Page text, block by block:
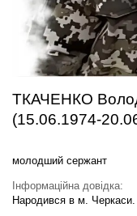
ТКАЧЕНКО
(15.06.1974-
молодший сержант
Інформаційна довідка:
Народився в м. Черкаси.